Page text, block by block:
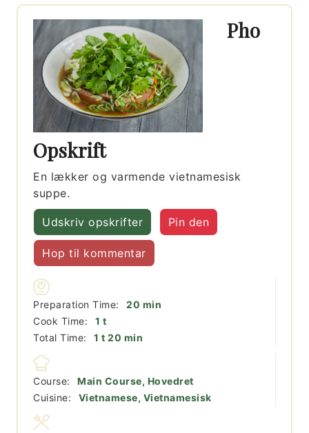
Pho
Opskrift
En lækker og varmende vietnamesisk
suppe.
Udskriv opskrifter Pin den
Hop til kommentar
Preparation Time: 20 minutter
min
Cook Time:
1 time
t
Total Time:
1 time
t 20 minutter
min
Course:
Main Course, Hovedret
Cuisine:
Vietnamese, Vietnamesisk